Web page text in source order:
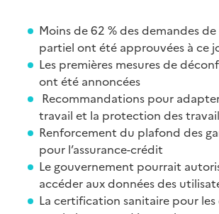
Moins de 62 % des demandes
partiel ont été approuvées à ce
Les premières mesures de
ont été annoncées
Recommandations pour
travail et la protection des
Renforcement du plafond des
pour l’assurance-crédit
Le gouvernement pourrait
accéder aux données des
La certification sanitaire pour